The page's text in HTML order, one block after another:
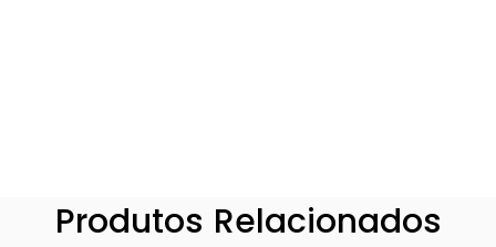
Produtos Relacionados